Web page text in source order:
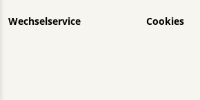
Wechselservice Cookies